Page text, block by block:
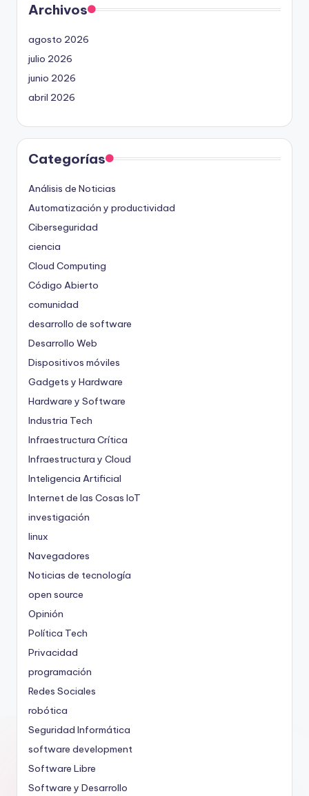
Archivos
agosto 2026
julio 2026
junio 2026
abril 2026
Categorías
Análisis de Noticias
Automatización y productividad
Ciberseguridad
ciencia
Cloud Computing
Código Abierto
comunidad
desarrollo de software
Desarrollo Web
Dispositivos móviles
Gadgets y Hardware
Hardware y Software
Industria Tech
Infraestructura Crítica
Infraestructura y Cloud
Inteligencia Artificial
Internet de las Cosas IoT
investigación
linux
Navegadores
Noticias de tecnología
open source
Opinión
Política Tech
Privacidad
programación
Redes Sociales
robótica
Seguridad Informática
software development
Software Libre
Software y Desarrollo